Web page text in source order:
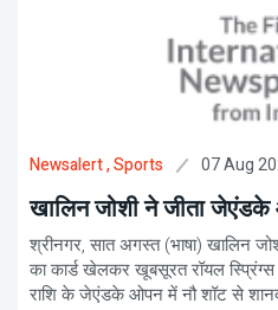
Newsalert, Sports 07 Aug
खालिन जोशी ने जीता
श्रीनगर, सात अगस्त (भाषा) खालिन
का कार्ड खेलकर खूबसूरत रॉयल
राशि के जेएंडके ओपन में नौ शॉट से